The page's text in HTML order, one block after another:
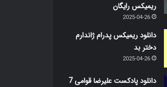
ریمیکس رایگان
2025-04-26
دانلود ریمیکس پدرام ژاندارم
دختر بد
2025-04-26
دانلود پادکست علیرضا قوامی 7